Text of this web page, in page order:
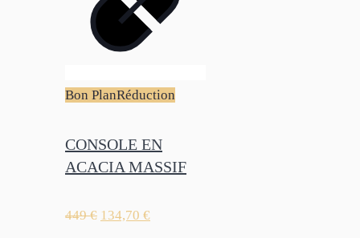
Bon PlanRéduction
CONSOLE EN
ACACIA MASSIF
449€ 134,70 €